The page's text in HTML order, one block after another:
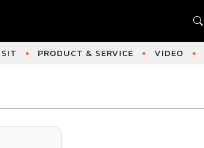
PRODUCT & SERVICE VIDEO